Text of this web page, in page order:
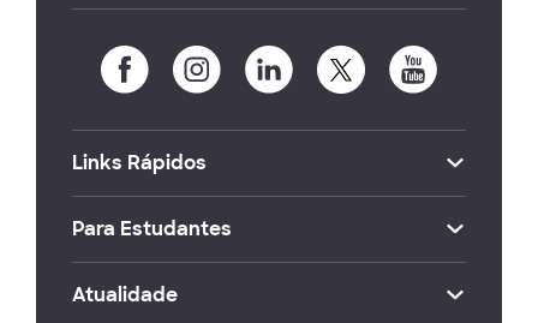
Links Rápidos
Para Estudantes
Atualidade